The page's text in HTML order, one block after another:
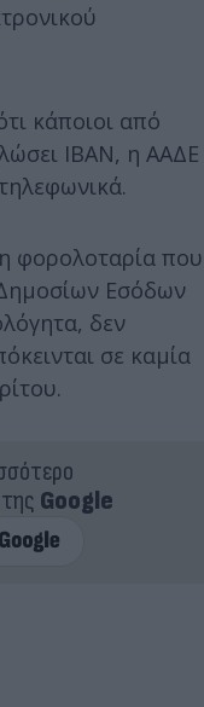
κάποιοι από
ΙΒΑΝ, η ΑΑΔΕ
φορολοταρία που
Εσόδων
δεν
σε καμία
Google